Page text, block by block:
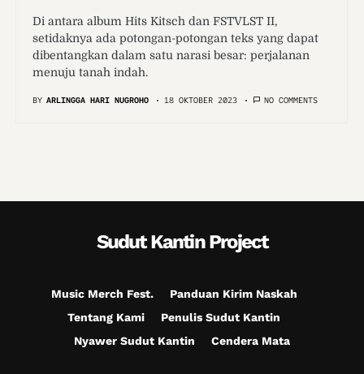
Di antara album Hits Kitsch dan FSTVLST II,
setidaknya ada potongan-potongan teks yang dapat
dibentangkan dalam satu narasi besar: perjalanan
menuju tanah indah.
BY ARLINGGA HARI NUGROHO 18 OKTOBER 2023 NO COMMENTS
Sudut Kantin Project
Music Merch Fest.
Panduan Kirim Naskah
Tentang Kami
Penulis Sudut Kantin
Nyawer Sudut Kantin
Cendera Mata